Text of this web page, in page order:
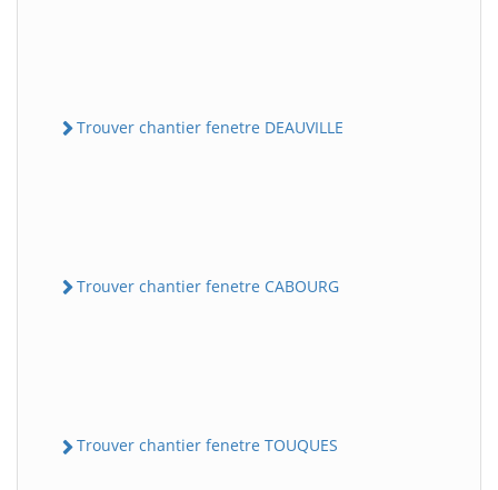
Trouver chantier fenetre DEAUVILLE
Trouver chantier fenetre CABOURG
Trouver chantier fenetre TOUQUES